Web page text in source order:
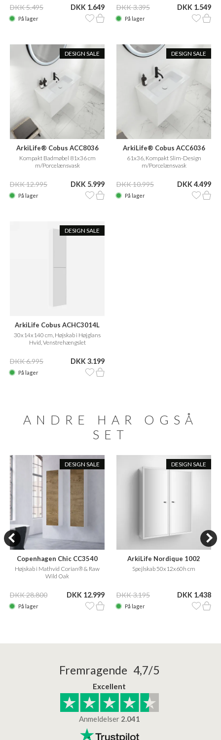
DKK 5.495 DKK 1.649
På lager
DKK 3.395 DKK 1.549
På lager
DESIGN SALE
ArkiLife® Cobus ACC8036
CPH Square
Kompakt Badmøbel 81x36 cm
m/Porcelænsvask
DKK 12.995 DKK 5.999
På lager
DESIGN SALE
ArkiLife® Cobus ACC6036
61x36, Kompakt Slim-Design
m/Porcelænsvask
DKK 10.995 DKK 4.499
På lager
DESIGN SALE
ArkiLife Cobus ACHC3014L
30x14x140 cm, Højskab i Højglans
Hvid, Venstrehængslet
DKK 6.995 DKK 3.199
På lager
ANDRE HAR OGSÅ
SET
DESIGN SALE
Copenhagen Chic CC3540
Højskab i Mathvid Corian® & Raw
Wild Oak
DKK 28.800 DKK 12.999
På lager
DESIGN SALE
ArkiLife Nordique 1002
Spejlskab 50x12x60h cm
DKK 3.195 DKK 1.438
På lager
Fremragende 4,7/5
Excellent
Anmeldelser 2.041